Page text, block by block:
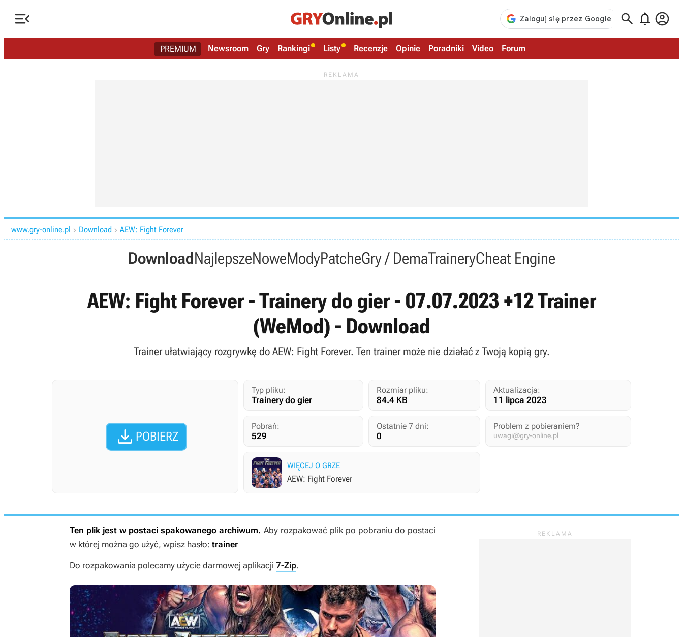
   
PREMIUM Newsroom Gry Rankingi Listy Recenzje Opinie Poradniki Video Forum
www.gry-online.pl  Download  AEW: Fight Forever
DownloadNajlepszeNoweModyPatcheGry / DemaTraineryCheat Engine
AEW: Fight Forever - Trainery do gier - 07.07.2023 +12 Trainer
(WeMod) - Download
Trainer ułatwiający rozgrywkę do AEW: Fight Forever. Ten trainer może nie działać z Twoją kopią gry.
 POBIERZ
Typ pliku:
Trainery do gier
Rozmiar pliku:
84.4 KB
Aktualizacja:
11 lipca 2023
Pobrań:
529
Ostatnie 7 dni:
0
Problem z pobieraniem?
uwagi@gry-online.pl
WIĘCEJ O GRZE
AEW: Fight Forever
Ten plik jest w postaci spakowanego archiwum. Aby rozpakować plik po pobraniu do postaci
w której można go użyć, wpisz hasło: trainer
Do rozpakowania polecamy użycie darmowej aplikacji 7-Zip.